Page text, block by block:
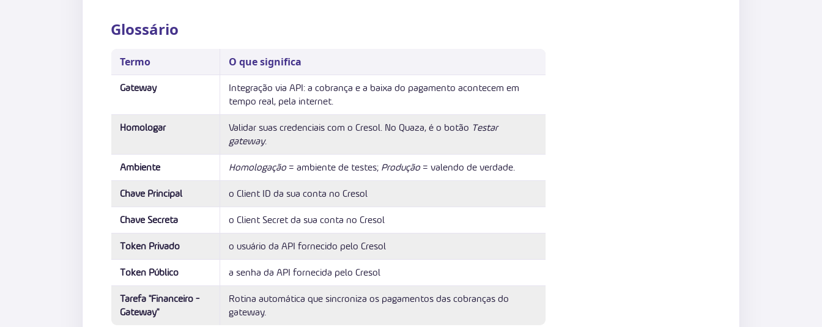
Glossário
Termo O que significa
Gateway
Integração via API: a cobrança e a baixa do pagamento acontecem em
tempo real, pela internet.
Homologar Validar suas credenciais com o Cresol. No Quaza, é o botão Testar
gateway.
Ambiente Homologação = ambiente de testes; Produção = valendo de verdade.
Chave Principal o Client ID da sua conta no Cresol
Chave Secreta o Client Secret da sua conta no Cresol
Token Privado o usuário da API fornecido pelo Cresol
Token Público a senha da API fornecida pelo Cresol
Tarefa "Financeiro -
Gateway"
Rotina automática que sincroniza os pagamentos das cobranças do
gateway.